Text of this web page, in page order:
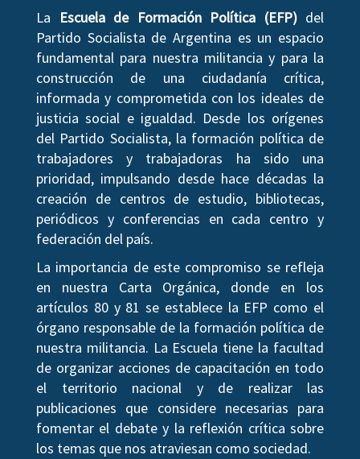
La
Escuela de Formación Política (EFP)del
Partido Socialista de Argentina es un espacio
fundamental para nuestra militancia y para la
construcción de una ciudadanía crítica,
informada y comprometida con los ideales de
justicia social e igualdad. Desde los orígenes
del Partido Socialista, la formación política de
trabajadores y trabajadoras ha sido una
prioridad, impulsando desde hace décadas la
creación de centros de estudio, bibliotecas,
periódicos y conferencias en cada centro y
federación del país.
La importancia de este compromiso se refleja
en nuestra Carta Orgánica, donde en los
artículos 80 y 81 se establece la EFP como el
órgano responsable de la formación política de
nuestra militancia. La Escuela tiene la facultad
de organizar acciones de capacitación en todo
el territorio nacional y de realizar las
publicaciones que considere necesarias para
fomentar el debate y la reflexión crítica sobre
los temas que nos atraviesan como sociedad.